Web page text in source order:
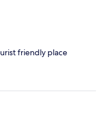
friendly place